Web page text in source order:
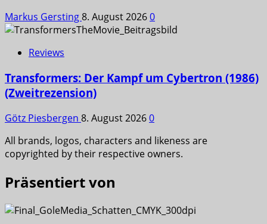
Markus Gersting8. August 20260
Reviews
Transformers: Der Kampf um Cybertron (1986)
(Zweitrezension)
Götz Piesbergen 8. August 20260
All brands, logos, characters and likeness are
copyrighted by their respective owners.
Präsentiert von